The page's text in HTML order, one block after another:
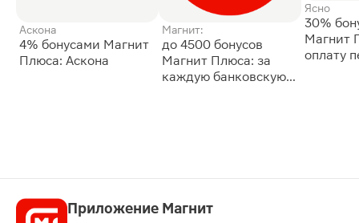
Аскона
4% бонусами Магнит
Плюса: Аскона
Магнит:
до 4500 бонусов
Магнит Плюса: за
каждую банковскую
Ясно
30%
Магнит
оплату
Приложение Магнит